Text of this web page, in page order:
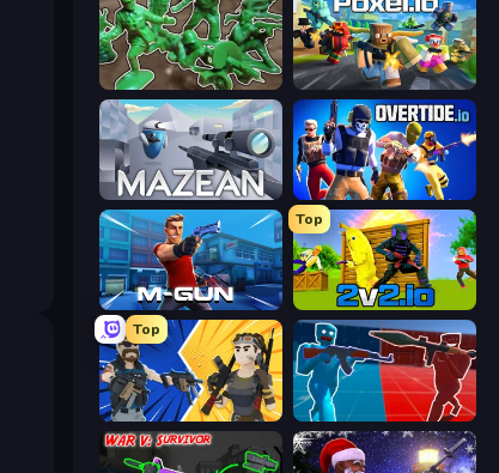
Soldiers - Capture and Control! Poxel.io
Mazean Overtide.io
Muscle Gun.IO
Top
2v2.io
Top
BuildNow GG Battle of the Soldiers: Red vs Blue